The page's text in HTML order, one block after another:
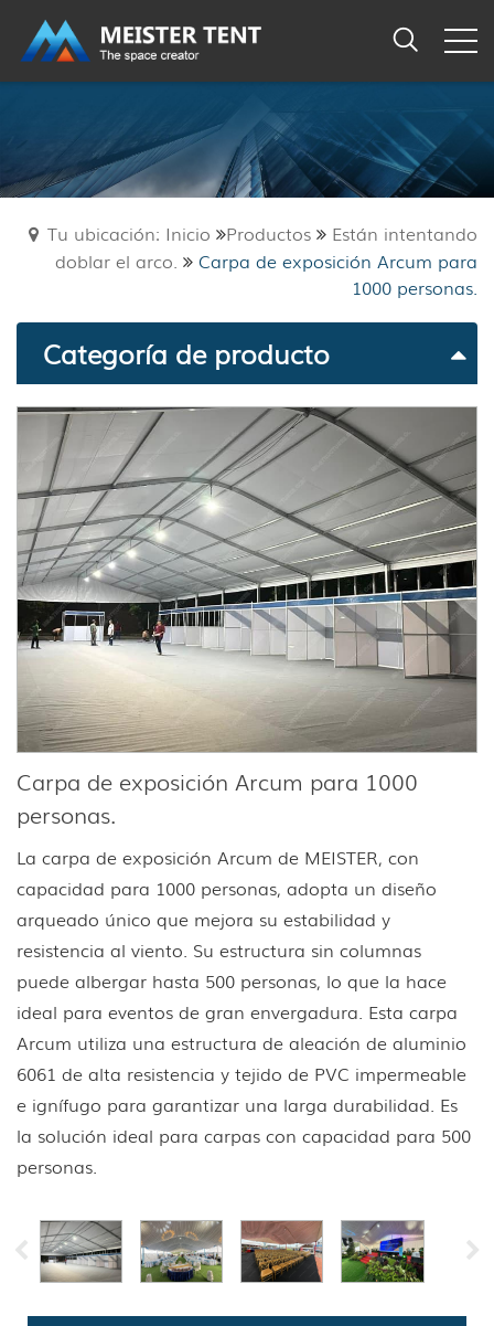
Tu ubicación: Inicio Productos
Están intentando
doblar el arco.
Carpa de exposición Arcum para
1000 personas.
Categoría de producto
Carpa de exposición Arcum para 1000
personas.
La carpa de exposición Arcum de MEISTER, con
capacidad para 1000 personas, adopta un diseño
arqueado único que mejora su estabilidad y
resistencia al viento. Su estructura sin columnas
puede albergar hasta 500 personas, lo que la hace
ideal para eventos de gran envergadura. Esta carpa
Arcum utiliza una estructura de aleación de aluminio
6061 de alta resistencia y tejido de PVC impermeable
e ignífugo para garantizar una larga durabilidad. Es
la solución ideal para carpas con capacidad para 500
personas.